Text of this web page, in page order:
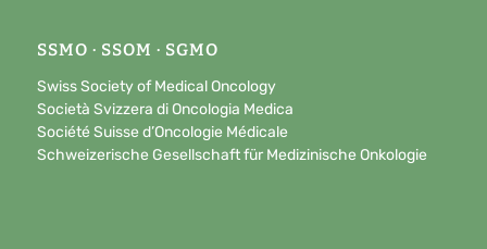
SSMO · SSOM · SGMO
Swiss Society of Medical Oncology
Società Svizzera di Oncologia Medica
Société Suisse d’Oncologie Médicale
Schweizerische Gesellschaft für Medizinische Onkologie